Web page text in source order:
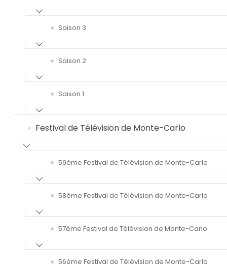
Saison 3
Saison 2
Saison 1
Festival de Télévision de Monte-Carlo
59ème Festival de Télévision de Monte-Carlo
58ème Festival de Télévision de Monte-Carlo
57ème Festival de Télévision de Monte-Carlo
56ème Festival de Télévision de Monte-Carlo